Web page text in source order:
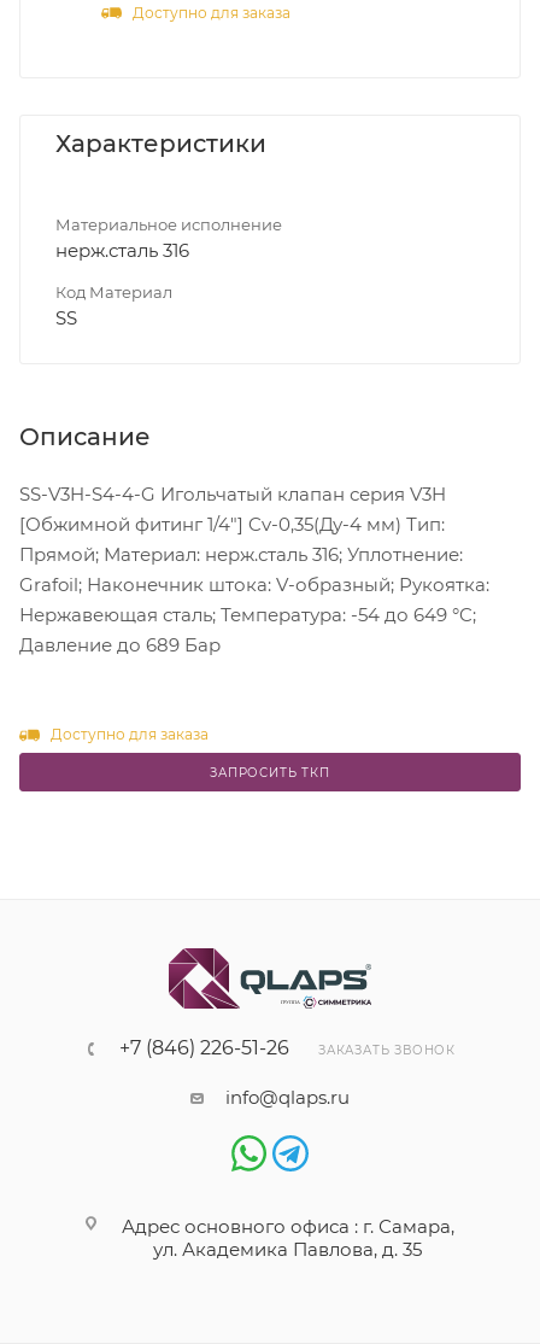
Доступно для заказа
Характеристики
Материальное исполнение
нерж.сталь 316
Код Материал
SS
Описание
SS-V3H-S4-4-G Игольчатый клапан серия V3H
[Обжимной фитинг 1/4"] Cv-0,35(Ду-4 мм) Тип:
Прямой; Материал: нерж.сталь 316; Уплотнение:
Grafoil; Наконечник штока: V-образный; Рукоятка:
Нержавеющая сталь; Температура: -54 до 649 °C;
Давление до 689 Бар
Доступно для заказа
ЗАПРОСИТЬ ТКП
+7 (846) 226-51-26 ЗАКАЗАТЬ ЗВОНОК
info@qlaps.ru
Адрес основного офиса : г. Самара,
ул. Академика Павлова, д. 35